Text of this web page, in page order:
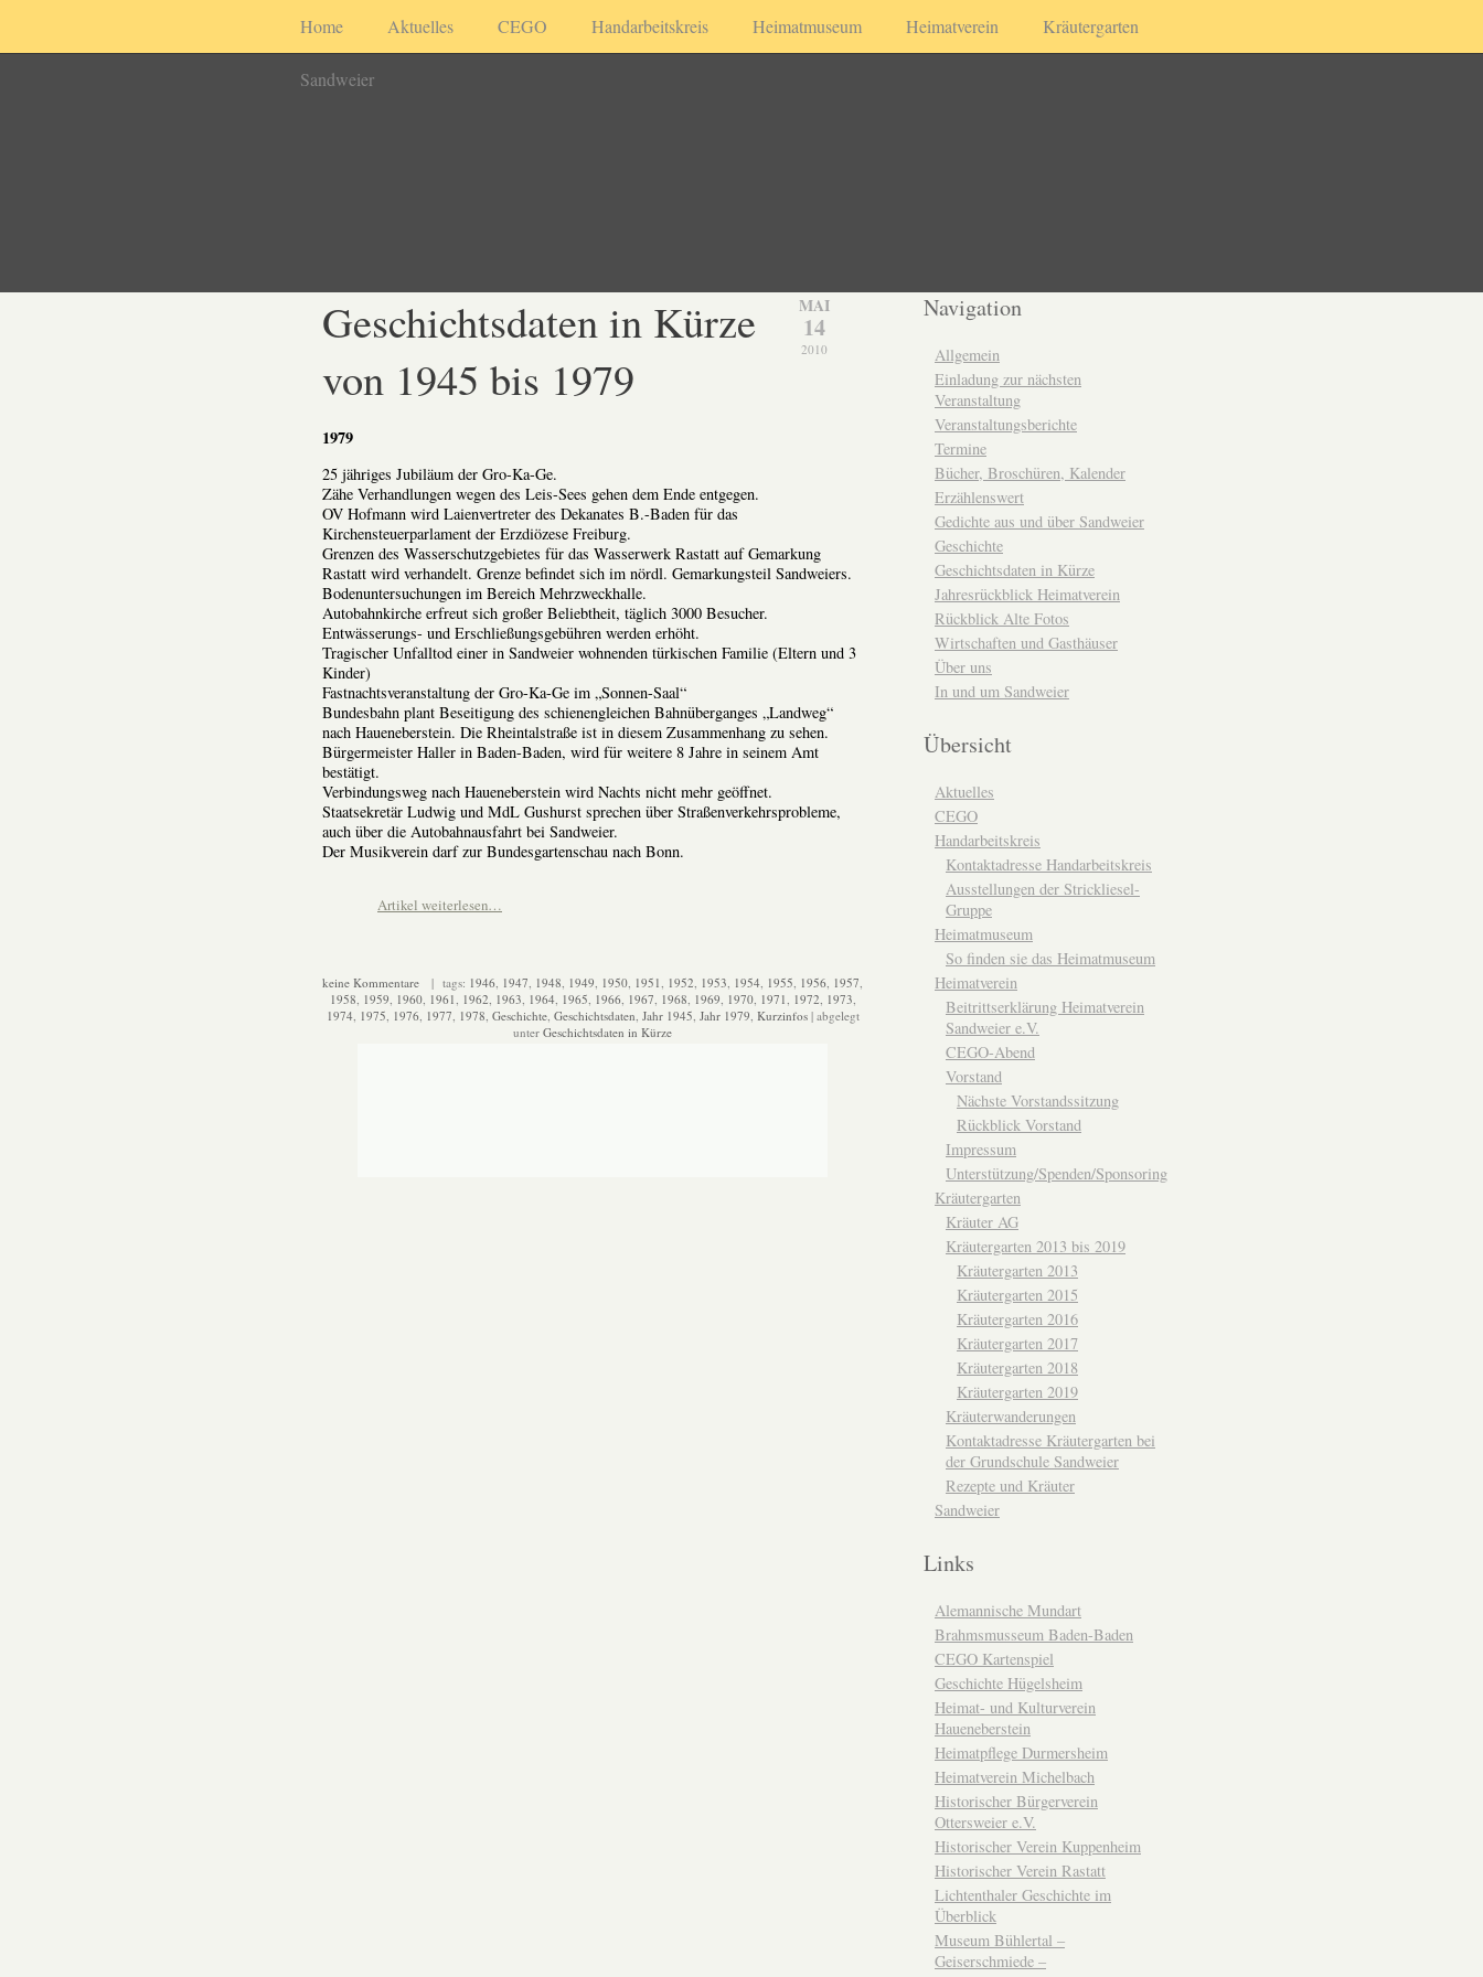
Home Aktuelles CEGO Handarbeitskreis Heimatmuseum Heimatverein Kräutergarten
Sandweier
MAI
14
2010
Geschichtsdaten in Kürze
von 1945 bis 1979
1979
25 jähriges Jubiläum der Gro-Ka-Ge.
Zähe Verhandlungen wegen des Leis-Sees gehen dem Ende entgegen.
OV Hofmann wird Laienvertreter des Dekanates B.-Baden für das
Kirchensteuerparlament der Erzdiözese Freiburg.
Grenzen des Wasserschutzgebietes für das Wasserwerk Rastatt auf Gemarkung
Rastatt wird verhandelt. Grenze befindet sich im nördl. Gemarkungsteil Sandweiers.
Bodenuntersuchungen im Bereich Mehrzweckhalle.
Autobahnkirche erfreut sich großer Beliebtheit, täglich 3000 Besucher.
Entwässerungs- und Erschließungsgebühren werden erhöht.
Tragischer Unfalltod einer in Sandweier wohnenden türkischen Familie (Eltern und 3
Kinder)
Fastnachtsveranstaltung der Gro-Ka-Ge im „Sonnen-Saal“
Bundesbahn plant Beseitigung des schienengleichen Bahnüberganges „Landweg“
nach Haueneberstein. Die Rheintalstraße ist in diesem Zusammenhang zu sehen.
Bürgermeister Haller in Baden-Baden, wird für weitere 8 Jahre in seinem Amt
bestätigt.
Verbindungsweg nach Haueneberstein wird Nachts nicht mehr geöffnet.
Staatsekretär Ludwig und MdL Gushurst sprechen über Straßenverkehrsprobleme,
auch über die Autobahnausfahrt bei Sandweier.
Der Musikverein darf zur Bundesgartenschau nach Bonn.
Artikel weiterlesen…
keine Kommentare | tags: 1946 1947 1948 1949 1950 1951 1952 1953 1954 1955 1956 1957
1958 1959 1960, 1961 1962 1963 1964, 1965 1966, 1967 1968 1969 1970, 1971 1972 1973
1974, 1975 1976, 1977 1978 Geschichte, Geschichtsdaten Jahr 1945 Jahr 1979 Kurzinfos| abgelegt
unter Geschichtsdaten in Kürze
Navigation
Allgemein
Einladung zur nächsten
Veranstaltung
Veranstaltungsberichte
Termine
Bücher, Broschüren, Kalender
Erzählenswert
Gedichte aus und über Sandweier
Geschichte
Geschichtsdaten in Kürze
Jahresrückblick Heimatverein
Rückblick Alte Fotos
Wirtschaften und Gasthäuser
Über uns
In und um Sandweier
Übersicht
Aktuelles
CEGO
Handarbeitskreis
Kontaktadresse Handarbeitskreis
Ausstellungen der Strickliesel-
Gruppe
Heimatmuseum
So finden sie das Heimatmuseum
Heimatverein
Beitrittserklärung Heimatverein
Sandweier e.V.
CEGO-Abend
Vorstand
Nächste Vorstandssitzung
Rückblick Vorstand
Impressum
Unterstützung/Spenden/Sponsoring
Kräutergarten
Kräuter AG
Kräutergarten 2013 bis 2019
Kräutergarten 2013
Kräutergarten 2015
Kräutergarten 2016
Kräutergarten 2017
Kräutergarten 2018
Kräutergarten 2019
Kräuterwanderungen
Kontaktadresse Kräutergarten bei
der Grundschule Sandweier
Rezepte und Kräuter
Sandweier
Links
Alemannische Mundart
Brahmsmusseum Baden-Baden
CEGO Kartenspiel
Geschichte Hügelsheim
Heimat- und Kulturverein
Haueneberstein
Heimatpflege Durmersheim
Heimatverein Michelbach
Historischer Bürgerverein
Ottersweier e.V.
Historischer Verein Kuppenheim
Historischer Verein Rastatt
Lichtenthaler Geschichte im
Überblick
Museum Bühlertal –
Geiserschmiede –